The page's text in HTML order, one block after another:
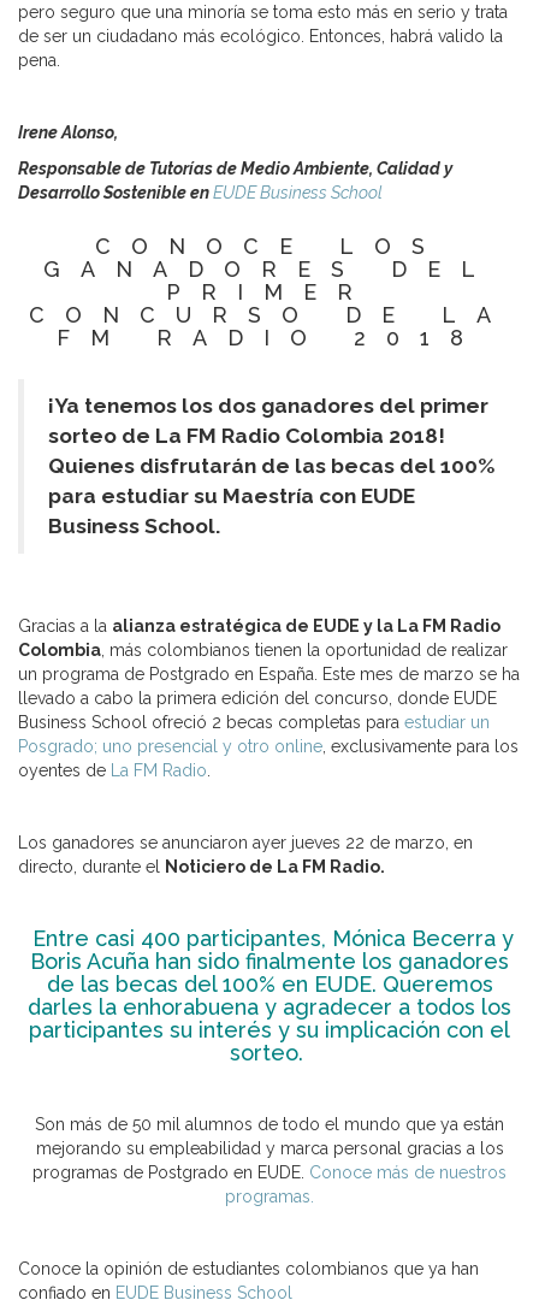
pero seguro que una minoría se toma esto más en serio y trata
de ser un ciudadano más ecológico. Entonces, habrá valido la
pena.
Irene Alonso,
Responsable de Tutorías de Medio Ambiente, Calidad y
Desarrollo Sostenible enEUDE Business School
CONOCE LOS
GANADORES DEL
PRIMER
CONCURSO DE LA
FM RADIO 2018
¡Ya tenemos los dos ganadores del primer
sorteo de La FM Radio Colombia 2018!
Quienes disfrutarán de las becas del 100%
para estudiar su Maestría con EUDE
Business School.
Gracias a la alianza estratégica de EUDE y la La FM Radio
Colombia, más colombianos tienen la oportunidad de realizar
un programa de Postgrado en España. Este mes de marzo se ha
llevado a cabo la primera edición del concurso, donde EUDE
Business School ofreció 2 becas completas para estudiar un
Posgrado; uno presencial y otro online, exclusivamente para los
oyentes de La FM Radio.
Los ganadores se anunciaron ayer jueves 22 de marzo, en
directo, durante el Noticiero de La FM Radio.
Entre casi 400 participantes, Mónica Becerra y
Boris Acuña han sido finalmente los ganadores
de las becas del 100% en EUDE. Queremos
darles la enhorabuena y agradecer a todos los
participantes su interés y su implicación con el
sorteo.
Son más de 50 mil alumnos de todo el mundo que ya están
mejorando su empleabilidad y marca personal gracias a los
programas de Postgrado en EUDE. Conoce más de nuestros
programas.
Conoce la opinión de estudiantes colombianos que ya han
confiado en EUDE Business School